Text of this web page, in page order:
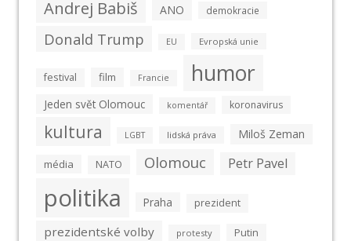
Andrej Babiš ANO demokracie
Donald Trump EU Evropská unie
festival film Francie humor
Jeden svět Olomouc komentář koronavirus
kultura LGBT lidská práva Miloš Zeman
média NATO Olomouc Petr Pavel
politika Praha prezident
prezidentské volby protesty Putin